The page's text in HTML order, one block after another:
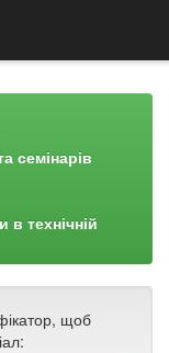
семінарів
в технічній
щоб